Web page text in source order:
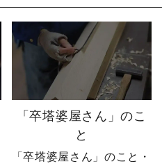
いたそうです。 それで
も、ダメ元で始めた初め
てのネットショップ運
たサイトに待っていたの
は、想像以上の結果でし
た。 そして、その後やじ
社長の運命を大きく変え
る出来事が起こります。
「卒塔婆屋さん」のこ
と
「卒塔婆屋さん」のこと・